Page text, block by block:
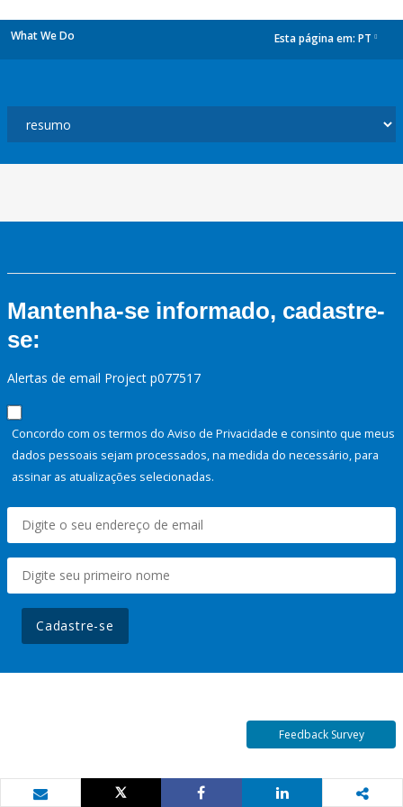
What We Do Esta página em: PT
Mantenha-se informado, cadastre-
se:
Alertas de email Project p077517
Concordo com os termos do Aviso de Privacidade e consinto que meus
dados pessoais sejam processados, na medida do necessário, para
assinar as atualizações selecionadas.
Cadastre-se
Feedback Survey